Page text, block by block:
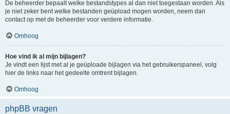
De beheerder bepaalt welke bestandstypes al dan niet toegestaan worden. Als
je niet zeker bent welke bestanden geüpload mogen worden, neem dan
contact op met de beheerder voor verdere informatie.
Omhoog
Hoe vind ik al mijn bijlagen?
Je vindt een lijst met al je geüploade bijlagen via het gebruikerspaneel, volg
hier de links naar het gedeelte omtrent bijlagen.
Omhoog
phpBB vragen